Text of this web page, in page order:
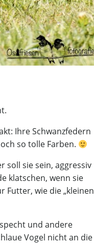
Ihre Schwanzfedern
so tolle Farben.
soll sie sein, aggressiv
klatschen, wenn sie
Futter, wie die „kleinen
und andere
Vogel nicht an die